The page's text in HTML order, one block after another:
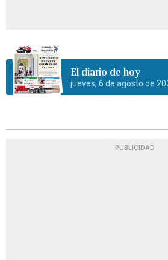
El diario de hoy
jueves, 6 de agosto de
PUBLICIDAD